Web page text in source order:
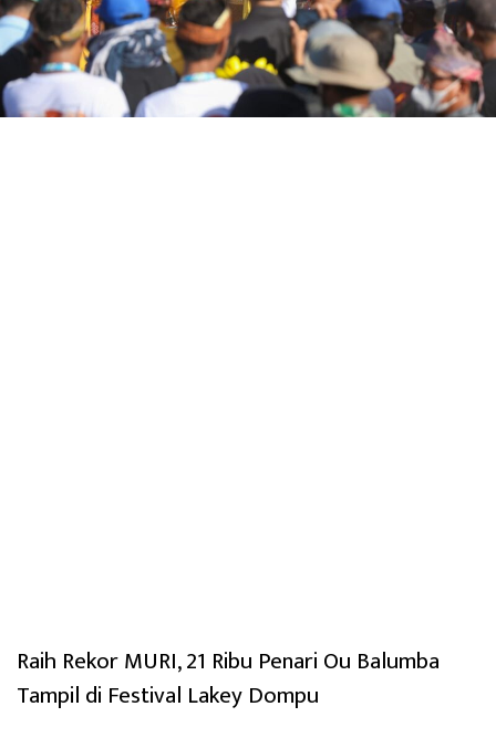
Raih Rekor MURI, 21 Ribu Penari Ou Balumba
Tampil di Festival Lakey Dompu